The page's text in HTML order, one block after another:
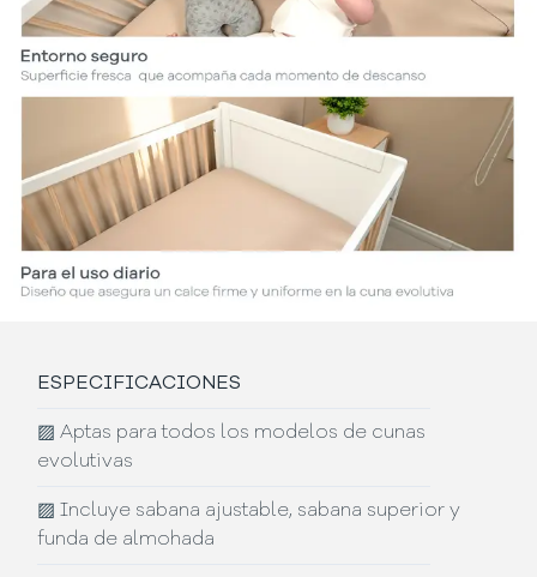
ESPECIFICACIONES
▨ Aptas para todos los modelos de cunas
evolutivas
▨ Incluye sabana ajustable, sabana superior y
funda de almohada